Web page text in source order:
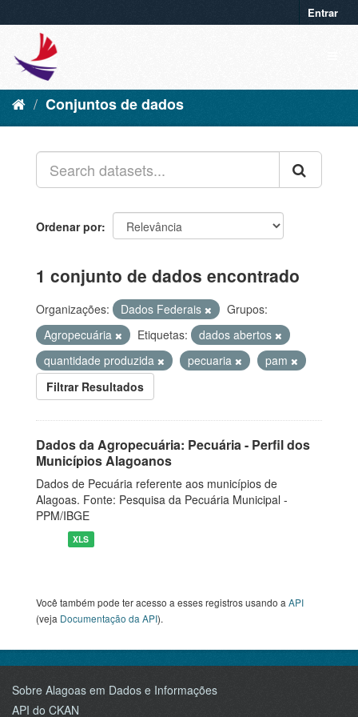
Entrar
Conjuntos de dados
Ordenar por
1 conjunto de dados encontrado
Organizações: Dados Federais
Grupos:
Agropecuária
Etiquetas:
dados abertos
quantidade produzida
pecuaria
pam
Filtrar Resultados
Dados da Agropecuária: Pecuária - Perfil dos
Municípios Alagoanos
Dados de Pecuária referente aos municípios de
Alagoas. Fonte: Pesquisa da Pecuária Municipal -
PPM/IBGE
XLS
Você também pode ter acesso a esses registros usando a API
(veja Documentação da API).
Sobre Alagoas em Dados e Informações
API do CKAN